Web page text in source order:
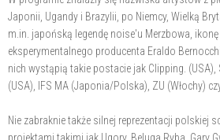
Japonii, Ugandy i Brazylii, po Niemcy, Wielką
m.in. japońską legendę noise'u Merzbowa,
eksperymentalnego producenta Eraldo
nich wystąpią takie postacie jak Clipping. (USA),
(USA), IFS MA (Japonia/Polska), ZU (Włochy)
Nie zabraknie także silnej reprezentacji polskiej